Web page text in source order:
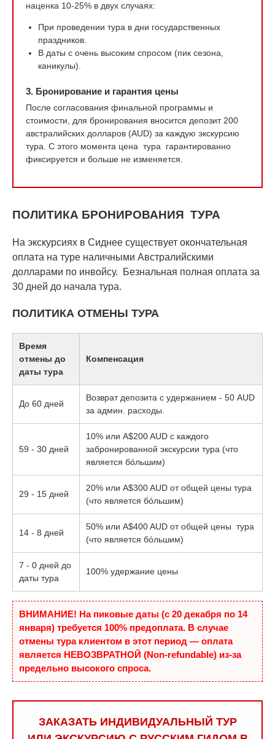
наценка 10-25% в двух случаях:
При проведении тура в дни государственных
праздников.
В даты с очень высоким спросом (пик сезона,
каникулы).
3. Бронирование и гарантия цены
После согласования финальной программы и
стоимости, для бронирования вносится депозит 200
австралийских долларов (AUD) за каждую экскурсию
тура. С этого момента цена тура гарантированно
фиксируется и больше не изменяется.
ПОЛИТИКА БРОНИРОВАНИЯ ТУРА
На экскурсиях в Сиднее существует окончательная
оплата на туре наличными Австралийскими
долларами по инвойсу. Безнальная полная оплата за
30 дней до начала тура.
ПОЛИТИКА ОТМЕНЫ ТУРА
Время
отмены до
даты тура
Компенсация
До 60 дней
Возврат депозита с удержанием - 50 AUD
за админ. расходы.
59 - 30 дней
10% или A$200 AUD с каждого
забронированной экскурсии тура (что
является бóльшим)
29 - 15 дней
20% или A$300 AUD от общей цены тура
(что является бóльшим)
14 - 8 дней
50% или A$400 AUD от общей цены тура
(что является бóльшим)
7 - 0 дней до
даты тура
100% удержание цены
ВНИМАНИЕ! На пиковые даты (с 20 декабря по 14
января) требуется 100% предоплата. В случае
отмены тура клиентом в этот период — оплата
является НЕВОЗВРАТНОЙ (Non-refundable) из-за
предельно высокого спроса.
ЗАКАЗАТЬ ИНДИВИДУАЛЬНЫЙ ТУР